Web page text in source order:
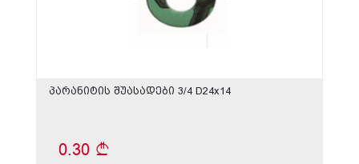
პარანიტის შუასადები 3/4 D24x14
0.30